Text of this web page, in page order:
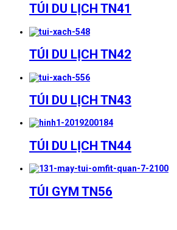
TÚI DU LỊCH TN41
TÚI DU LỊCH TN42
TÚI DU LỊCH TN43
TÚI DU LỊCH TN44
TÚI GYM TN56